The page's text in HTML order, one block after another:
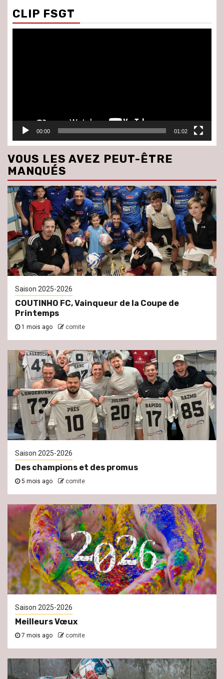
CLIP FSGT
00:00 01:02
VOUS LES AVEZ PEUT-ÊTRE
MANQUÉS
Saison 2025-2026
COUTINHO FC, Vainqueur de la Coupe de
Printemps
1 mois ago comite
Saison 2025-2026
Des champions et des promus
5 mois ago comite
Saison 2025-2026
Meilleurs Vœux
7 mois ago comite